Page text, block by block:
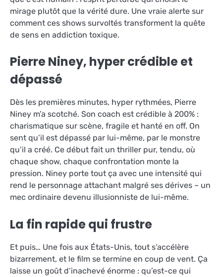
mirage plutôt que la vérité dure. Une vraie alerte sur
comment ces shows survoltés transforment la quête
de sens en addiction toxique.
Pierre Niney, hyper crédible et
dépassé
Dès les premières minutes, hyper rythmées, Pierre
Niney m’a scotché. Son coach est crédible à 200% :
charismatique sur scène, fragile et hanté en off. On
sent qu’il est dépassé par lui-même, par le monstre
qu’il a créé. Ce début fait un thriller pur, tendu, où
chaque show, chaque confrontation monte la
pression. Niney porte tout ça avec une intensité qui
rend le personnage attachant malgré ses dérives – un
mec ordinaire devenu illusionniste de lui-même.
La fin rapide qui frustre
Et puis… Une fois aux États-Unis, tout s’accélère
bizarrement, et le film se termine en coup de vent. Ça
laisse un goût d’inachevé énorme : qu’est-ce qui